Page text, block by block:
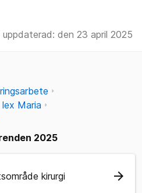
uppdaterad: den 23 april 2025
Maria
2025
kirurgi arrow_forward